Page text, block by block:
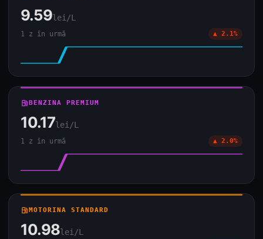
9.59lei/L
1 z în urmă ▲ 2.1%
local_gas_stationBENZINA PREMIUM
10.17lei/L
1 z în urmă ▲ 2.0%
local_gas_stationMOTORINA STANDARD
10.98lei/L